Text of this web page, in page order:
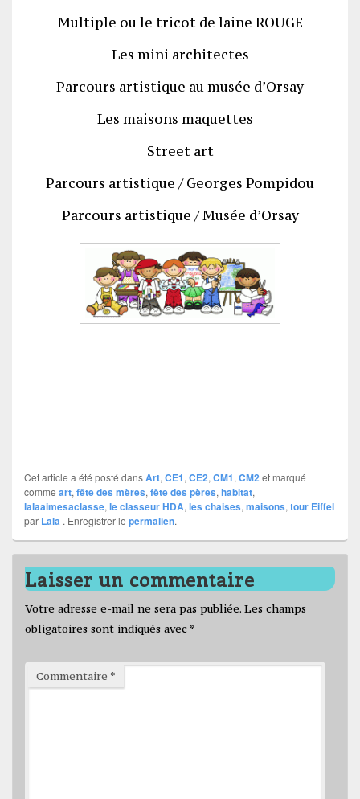
Multiple ou le tricot de laine ROUGE
Les mini architectes
Parcours artistique au musée d’Orsay
Les maisons maquettes
Street art
Parcours artistique / Georges Pompidou
Parcours artistique / Musée d’Orsay
Cet article a été posté dansArt, CE1, CE2, CM1, CM2et marqué
comme art, fête des mères, fête des pères, habitat,
lalaaimesaclasse, le classeur HDA, les chaises, maisons, tour Eiffel
par Lala . Enregistrer le permalien.
Laisser un commentaire
Votre adresse e-mail ne sera pas publiée. Les champs
obligatoires sont indiqués avec *
Commentaire *